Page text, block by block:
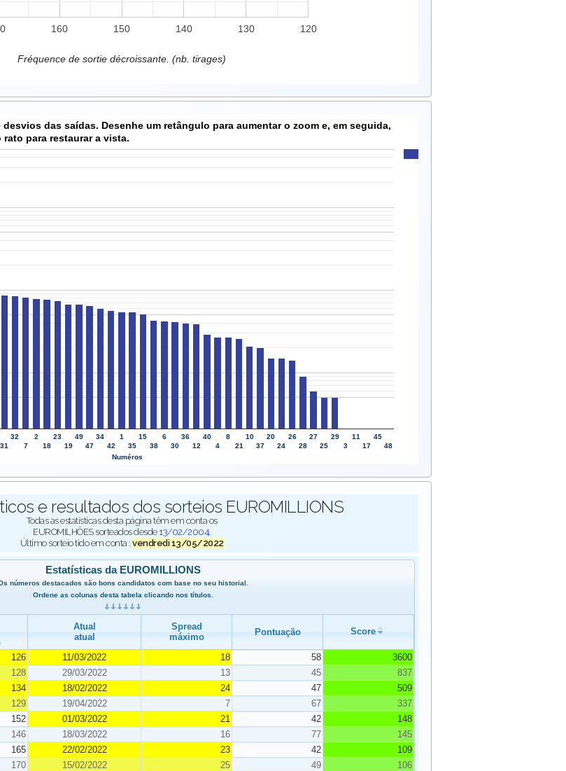
160 150 140 130 120
Fréquence de sortie décroissante. (nb. tirages)
das saídas. Desenhe um retângulo para aumentar o zoom e, em seguida,
para restaurar a vista.
31
32
7
2
18
23
19
49
47
34
42
1
35
15
38
6
30
36
12
40
4
8
21
10
37
20
24
26
28
27
25
29
3
11
17
45
48
Numéros
e resultados dos sorteios EUROMILLIONS
Todas as estatísticas desta página têm em conta os
EUROMILHÕES sorteados desde 13/02/2004.
Último sorteio tido em conta : vendredi 13/05/2022
Estatísticas da EUROMILLIONS
números destacados são bons candidatos com base no seu historial.
Ordene as colunas desta tabela clicando nos títulos.
Atual
atual
Spread
máximo
Pontuação Score
126 11/03/2022 18 58
3600
128 29/03/2022 13 45
837
134 18/02/2022 24 47
509
129 19/04/2022 7 67
337
152 01/03/2022 21 42
148
146 18/03/2022 16 77
145
165 22/02/2022 23 42
109
170 15/02/2022 25 49
106